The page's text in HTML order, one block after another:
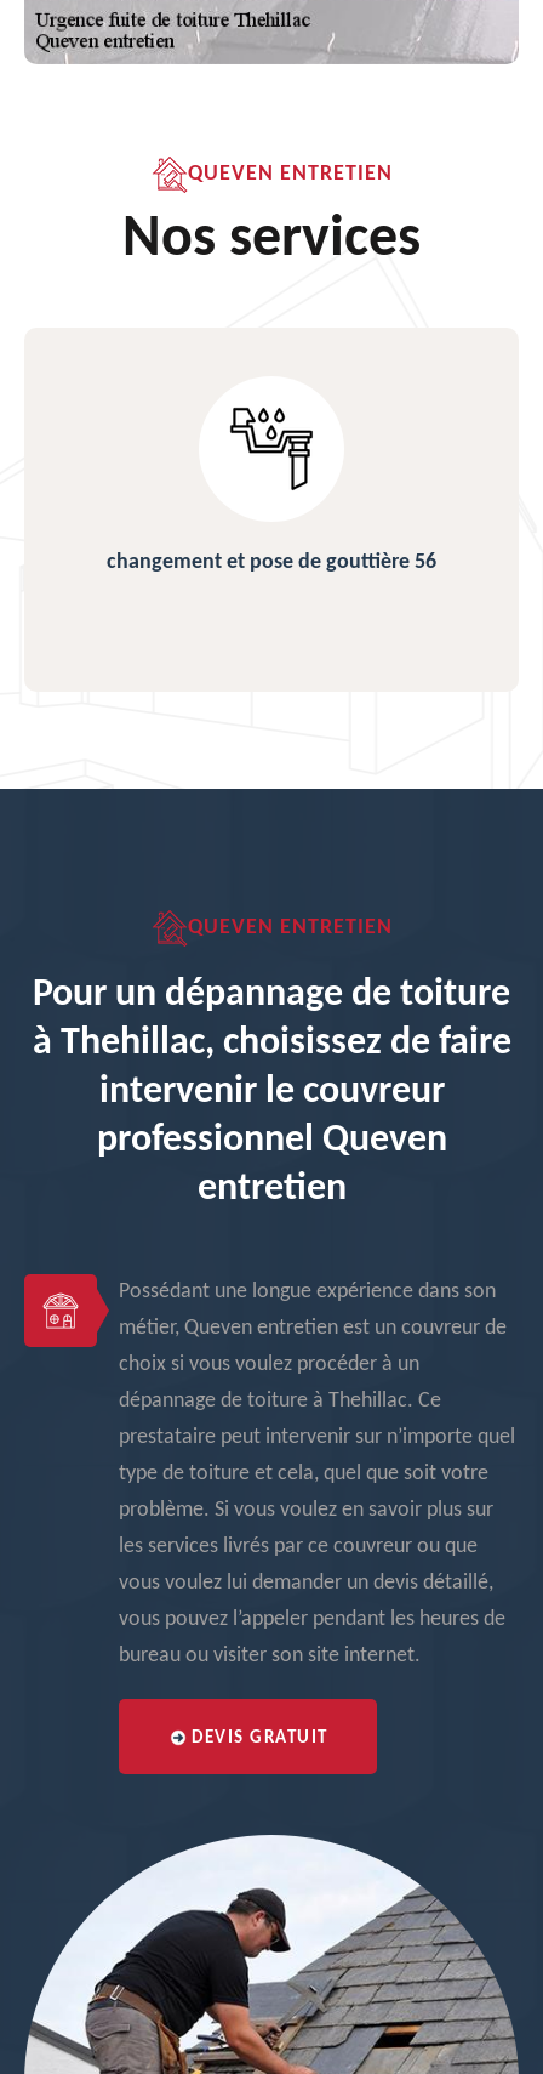
QUEVEN ENTRETIEN
Nos services
changement et pose de gouttière 56
QUEVEN ENTRETIEN
Pour un dépannage de toiture
à Thehillac, choisissez de faire
intervenir le couvreur
professionnel Queven
entretien
Possédant une longue expérience dans son
métier, Queven entretien est un couvreur de
choix si vous voulez procéder à un
dépannage de toiture à Thehillac. Ce
prestataire peut intervenir sur n’importe quel
type de toiture et cela, quel que soit votre
problème. Si vous voulez en savoir plus sur
les services livrés par ce couvreur ou que
vous voulez lui demander un devis détaillé,
vous pouvez l’appeler pendant les heures de
bureau ou visiter son site internet.
DEVIS GRATUIT